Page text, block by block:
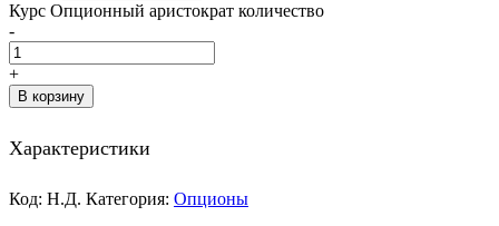
Курс Опционный аристократ количество
-
+
В корзину
Характеристики
Код: Н.Д. Категория: Опционы